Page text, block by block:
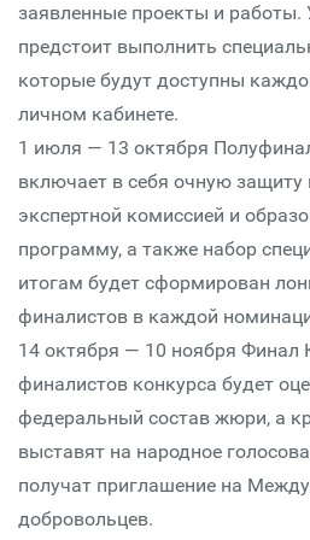
заявленные проекты и работы.
предстоит выполнить
которые будут доступны
личном кабинете.
1 июля — 13 октября
включает в себя очную защиту
экспертной комиссией и
программу, а также набор
итогам будет сформирован
финалистов в каждой
14 октября — 10 ноября Финал
финалистов конкурса будет
федеральный состав жюри, а
выставят на народное
получат приглашение на
добровольцев.